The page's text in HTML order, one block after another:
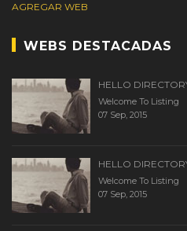
AGREGAR WEB
WEBS DESTACADAS
HELLO
Welcome To Listing
07 Sep, 2015
HELLO
Welcome To Listing
07 Sep, 2015